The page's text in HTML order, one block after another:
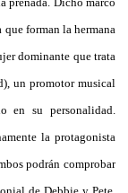
forman la hermana
dominante que trata
un promotor musical
en su personalidad.
la protagonista
podrán comprobar